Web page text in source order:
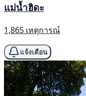
แม่น้ำฮิดะ
1,865 เหตุการณ์
แจ้งเตือน